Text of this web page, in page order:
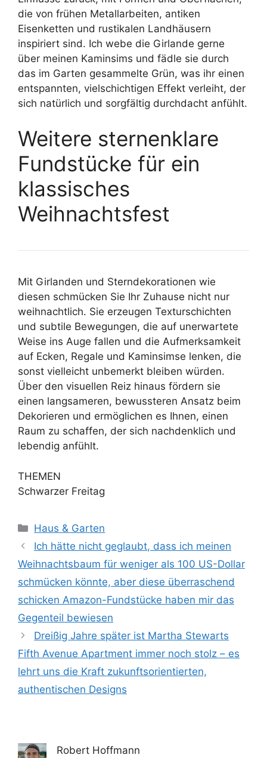
die von frühen Metallarbeiten, antiken
Eisenketten und rustikalen Landhäusern
inspiriert sind. Ich webe die Girlande gerne
über meinen Kaminsims und fädle sie durch
das im Garten gesammelte Grün, was ihr einen
entspannten, vielschichtigen Effekt verleiht, der
sich natürlich und sorgfältig durchdacht anfühlt.
Weitere sternenklare
Fundstücke für ein
klassisches
Weihnachtsfest
Mit Girlanden und Sterndekorationen wie
diesen schmücken Sie Ihr Zuhause nicht nur
weihnachtlich. Sie erzeugen Texturschichten
und subtile Bewegungen, die auf unerwartete
Weise ins Auge fallen und die Aufmerksamkeit
auf Ecken, Regale und Kaminsimse lenken, die
sonst vielleicht unbemerkt bleiben würden.
Über den visuellen Reiz hinaus fördern sie
einen langsameren, bewussteren Ansatz beim
Dekorieren und ermöglichen es Ihnen, einen
Raum zu schaffen, der sich nachdenklich und
lebendig anfühlt.
THEMEN
Schwarzer Freitag
Kategorien
Haus & Garten
Ich hätte nicht geglaubt, dass ich meinen
Weihnachtsbaum für weniger als 100 US-Dollar
schmücken könnte, aber diese überraschend
schicken Amazon-Fundstücke haben mir das
Gegenteil bewiesen
Dreißig Jahre später ist Martha Stewarts
Fifth Avenue Apartment immer noch stolz – es
lehrt uns die Kraft zukunftsorientierten,
authentischen Designs
Robert Hoffmann